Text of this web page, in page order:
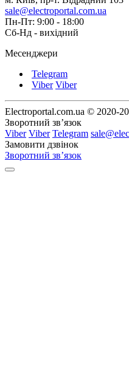
sale@electroportal.com.ua
Пн-Пт: 9:00 - 18:00
Сб-Нд - вихідний
Месенджери
Telegram
Viber Viber
Electroportal.com.ua © 2020-
Зворотний зв’язок
Viber Viber Telegram
Замовити дзвінок
Зворотний зв’язок